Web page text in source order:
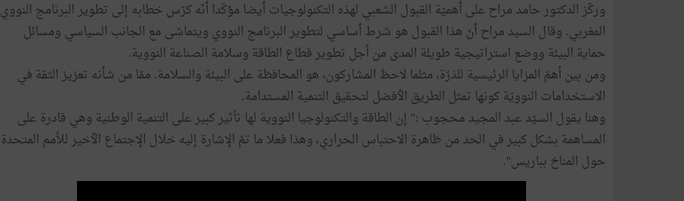
وركّز الدكتور حامد مراح على ٲهميّة القبول الشعبي لهذه التكنولوجيات ٲيضا مؤكّدا ٲنّه كرّس خطابه إلى تطوير البرنامج النووي
المغربي. وقال السيد مراح ٲنّ هذا القبول هو شرط ٲساسي لتطوير البرنامج النووي ويتماشى مع الجانب السياسي ومسائل
حماية البيئة ووضع استراتيجية طويلة المدى من ٲجل تطوير قطاع الطاقة وسلامة الصناعة النووية.
ومن بين ٲهمّ المزايا الرئيسية للذرّة، مثلما لاحظ المشاركون، هو المحافظة على البيئة والسلامة. ممّا من شٲنه تعزيز الثقة في
الاستخدامات النوويّة كونها تمثل الطريق الٲفضل لتحقيق التنمية المستدامة.
وهنا يقول السيّد عبد المجيد محجوب :" إن الطاقة والتكنولوجيا النووية لها تأثير كبير على التنمية الوطنية وهي قادرة على
المساهمة بشكل كبير في الحد من ظاهرة الاحتباس الحراري، وهذا فعلا ما تمّ الإشارة إليه خلال الإجتماع الٲخير للأمم المتحدة
حول المناخ بباريس".